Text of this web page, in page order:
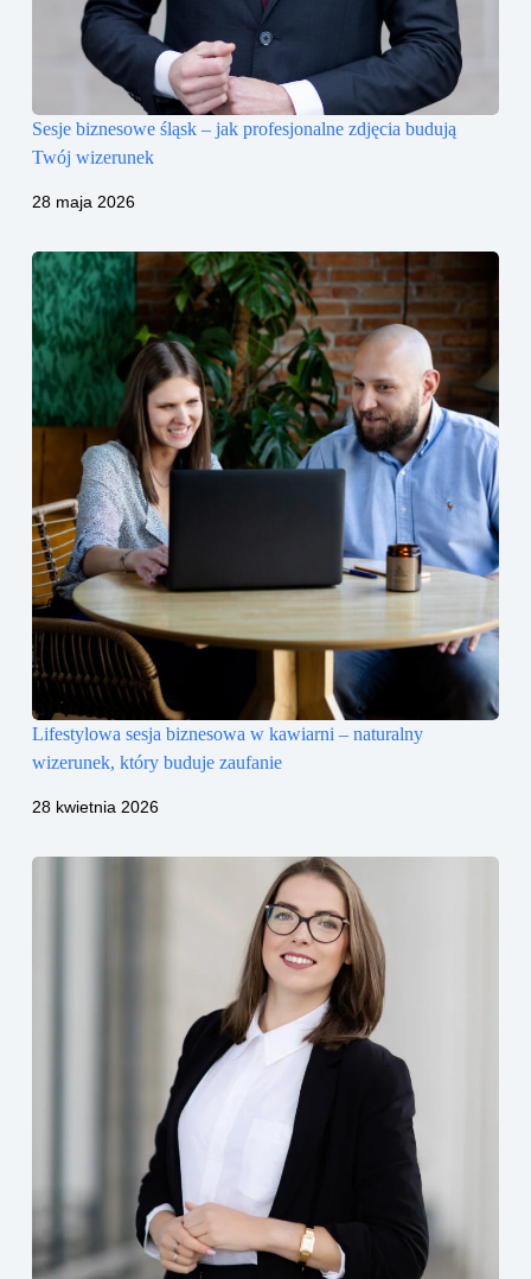
Sesje biznesowe śląsk – jak profesjonalne zdjęcia budują
Twój wizerunek
28 maja 2026
Lifestylowa sesja biznesowa w kawiarni – naturalny
wizerunek, który buduje zaufanie
28 kwietnia 2026